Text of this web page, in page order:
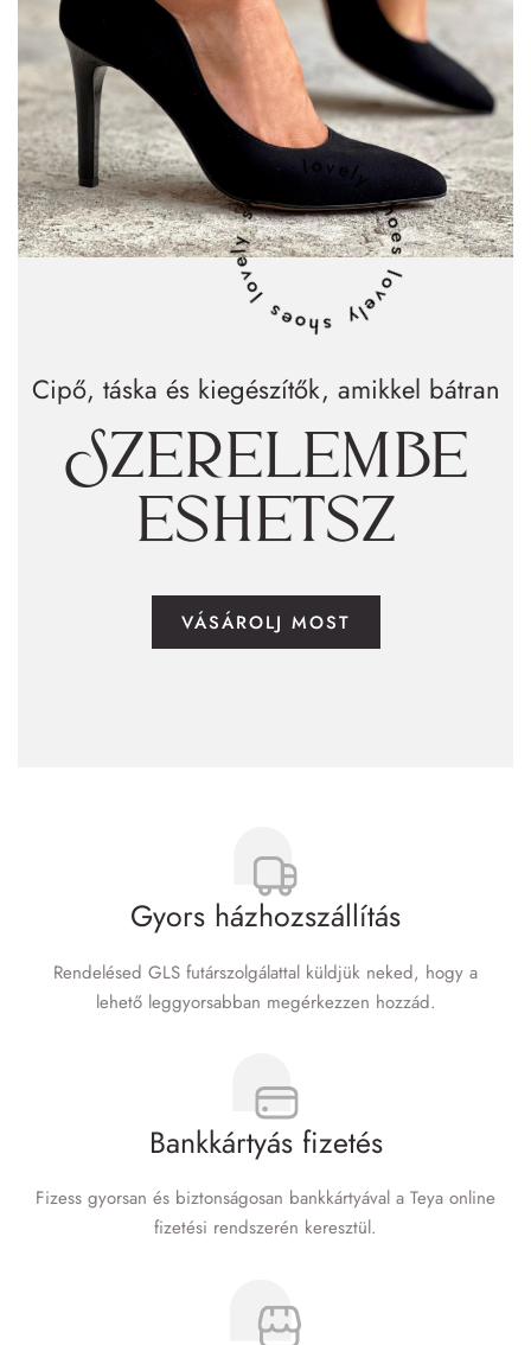
lovely shoes lovely shoes lovely shoes
Cipő, táska és kiegészítők, amikkel bátran
Szerelembe
eshetsz
VÁSÁROLJ MOST
Gyors házhozszállítás
Rendelésed GLS futár­szolgálattal küldjük neked, hogy a
lehető leggyorsabban megérkezzen hozzád.
Bankkártyás fizetés
Fizess gyorsan és biztonságosan bankkártyával a Teya online
fizetési rendszerén keresztül.